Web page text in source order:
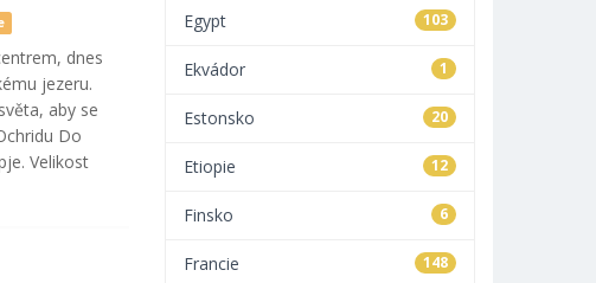
dnes
jezeru.
aby se
Do
Velikost
103
Egypt
1
Ekvádor
20
Estonsko
12
Etiopie
6
Finsko
148
Francie